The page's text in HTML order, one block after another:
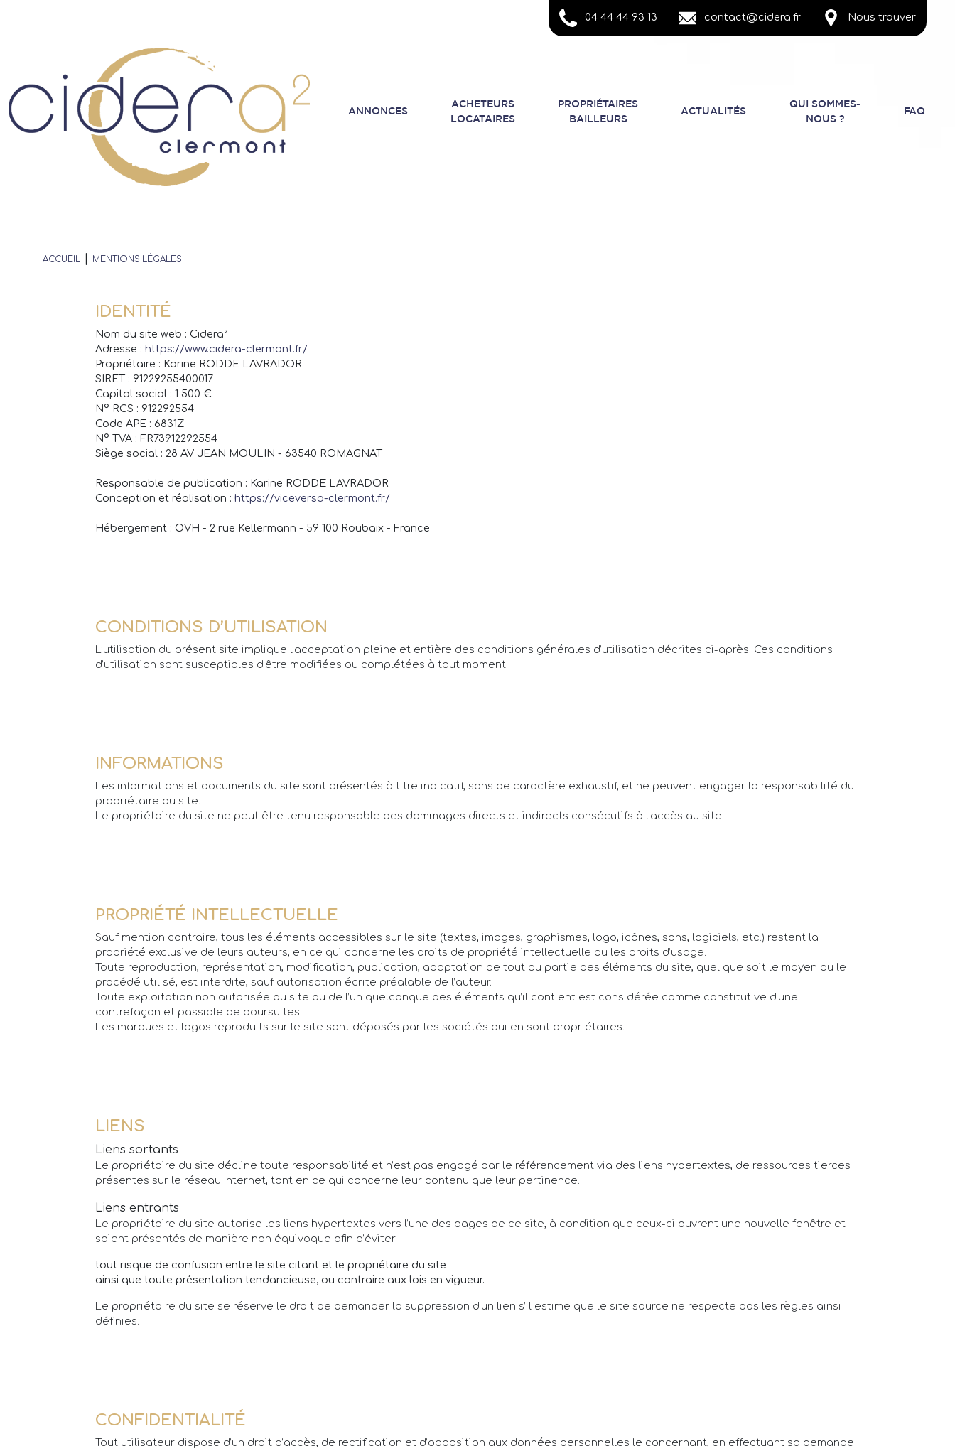
04 44 44 93 13 contact@cidera.fr Nous trouver
ANNONCES
ACHETEURS
LOCATAIRES
PROPRIÉTAIRES
BAILLEURS
ACTUALITÉS
QUI SOMMES-
NOUS ?
FAQ
ACCUEIL MENTIONS LÉGALES
IDENTITÉ
Nom du site web : Cidera²
Adresse : https://www.cidera-clermont.fr/
Propriétaire : Karine RODDE LAVRADOR
SIRET : 91229255400017
Capital social : 1 500 €
N° RCS : 912292554
Code APE : 6831Z
N° TVA : FR73912292554
Siège social : 28 AV JEAN MOULIN - 63540 ROMAGNAT
Responsable de publication : Karine RODDE LAVRADOR
Conception et réalisation : https://viceversa-clermont.fr/
Hébergement : OVH - 2 rue Kellermann - 59 100 Roubaix - France
CONDITIONS D’UTILISATION
L’utilisation du présent site implique l’acceptation pleine et entière des conditions générales d’utilisation décrites ci-après. Ces conditions
d’utilisation sont susceptibles d’être modifiées ou complétées à tout moment.
INFORMATIONS
Les informations et documents du site sont présentés à titre indicatif, sans de caractère exhaustif, et ne peuvent engager la responsabilité du
propriétaire du site.
Le propriétaire du site ne peut être tenu responsable des dommages directs et indirects consécutifs à l’accès au site.
PROPRIÉTÉ INTELLECTUELLE
Sauf mention contraire, tous les éléments accessibles sur le site (textes, images, graphismes, logo, icônes, sons, logiciels, etc.) restent la
propriété exclusive de leurs auteurs, en ce qui concerne les droits de propriété intellectuelle ou les droits d’usage.
Toute reproduction, représentation, modification, publication, adaptation de tout ou partie des éléments du site, quel que soit le moyen ou le
procédé utilisé, est interdite, sauf autorisation écrite préalable de l’auteur.
Toute exploitation non autorisée du site ou de l’un quelconque des éléments qu’il contient est considérée comme constitutive d’une
contrefaçon et passible de poursuites.
Les marques et logos reproduits sur le site sont déposés par les sociétés qui en sont propriétaires.
LIENS
Liens sortants
Le propriétaire du site décline toute responsabilité et n’est pas engagé par le référencement via des liens hypertextes, de ressources tierces
présentes sur le réseau Internet, tant en ce qui concerne leur contenu que leur pertinence.
Liens entrants
Le propriétaire du site autorise les liens hypertextes vers l’une des pages de ce site, à condition que ceux-ci ouvrent une nouvelle fenêtre et
soient présentés de manière non équivoque afin d’éviter :
tout risque de confusion entre le site citant et le propriétaire du site
ainsi que toute présentation tendancieuse, ou contraire aux lois en vigueur.
Le propriétaire du site se réserve le droit de demander la suppression d’un lien s’il estime que le site source ne respecte pas les règles ainsi
définies.
CONFIDENTIALITÉ
Tout utilisateur dispose d’un droit d’accès, de rectification et d’opposition aux données personnelles le concernant, en effectuant sa demande